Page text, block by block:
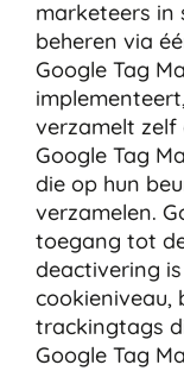
marketeers
beheren via
Google Tag
verzamelt zelf
Google Tag
die op hun
verzamelen.
toegang tot
deactivering
cookieniveau,
trackingtags
Google Tag